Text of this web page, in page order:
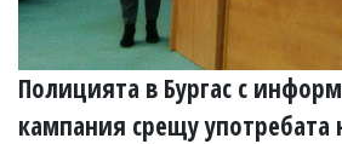
Полицията в Бургас с
кампания срещу употребата